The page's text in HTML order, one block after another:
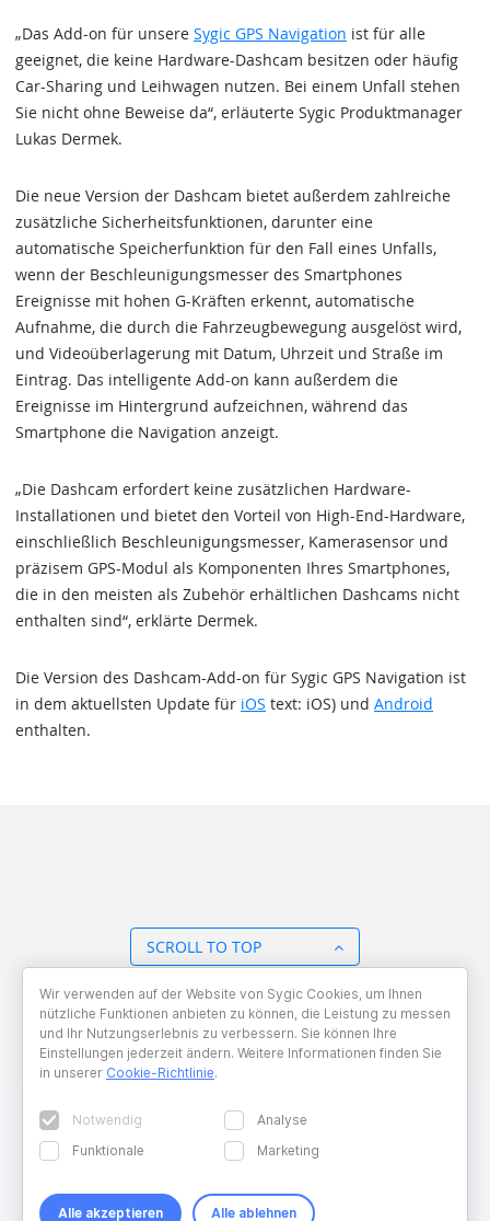
„Das Add-on für unsere Sygic GPS Navigation ist für alle
geeignet, die keine Hardware-Dashcam besitzen oder häufig
Car-Sharing und Leihwagen nutzen. Bei einem Unfall stehen
Sie nicht ohne Beweise da“, erläuterte Sygic Produktmanager
Lukas Dermek.
Die neue Version der Dashcam bietet außerdem zahlreiche
zusätzliche Sicherheitsfunktionen, darunter eine
automatische Speicherfunktion für den Fall eines Unfalls,
wenn der Beschleunigungsmesser des Smartphones
Ereignisse mit hohen G-Kräften erkennt, automatische
Aufnahme, die durch die Fahrzeugbewegung ausgelöst wird,
und Videoüberlagerung mit Datum, Uhrzeit und Straße im
Eintrag. Das intelligente Add-on kann außerdem die
Ereignisse im Hintergrund aufzeichnen, während das
Smartphone die Navigation anzeigt.
„Die Dashcam erfordert keine zusätzlichen Hardware-
Installationen und bietet den Vorteil von High-End-Hardware,
einschließlich Beschleunigungsmesser, Kamerasensor und
präzisem GPS-Modul als Komponenten Ihres Smartphones,
die in den meisten als Zubehör erhältlichen Dashcams nicht
enthalten sind“, erklärte Dermek.
Die Version des Dashcam-Add-on für Sygic GPS Navigation ist
in dem aktuellsten Update für iOS text: iOS) und Android
enthalten.
SCROLL TO TOP
BACK TO OVERVIEW
Wir verwenden auf der Website von Sygic Cookies, um Ihnen
nützliche Funktionen anbieten zu können, die Leistung zu messen
und Ihr Nutzungserlebnis zu verbessern. Sie können Ihre
Einstellungen jederzeit ändern. Weitere Informationen finden Sie
in unserer Cookie-Richtlinie.
Notwendig
Analyse
Funktionale
Marketing
Alle akzeptieren Alle ablehnen